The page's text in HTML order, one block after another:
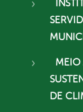
MEIO
DE